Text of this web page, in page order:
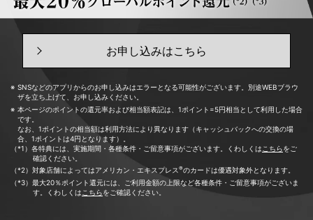
お申し込みはこちら
SNSなどのアプリからのお申し込みはエラーとなる可能性がございます。別途WEBブラウ
ザを立ち上げて、お申し込みください。
本ページのポイントの還元率および相当額表記は、1ポイント=5円相当として利用した場合
です。
なお、1ポイントの相当額は利用方法により異なります（キャッシュバックへの交換の場
合、1ポイントは4円となります）。
（*1）各特典には、実施期間・各種条件・ご留意事項がございます。くわしくは こちらをご
確認ください。
（*2）対象店舗によってはアメリカン・エキスプレス ®のカードは優遇対象外となります。
（*3）最大20％ポイント還元には、ご利用金額の上限など各種条件・ご留意事項がございま
す。くわしくは こちらをご確認ください。